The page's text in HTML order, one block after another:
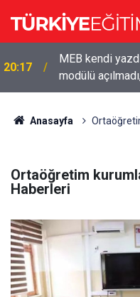
19:50
2026-2027
nasıl yapılır?
Anasayfa
Ortaöğretim
Haberleri